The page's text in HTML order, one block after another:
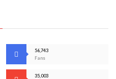
56,743
Fans
35,003